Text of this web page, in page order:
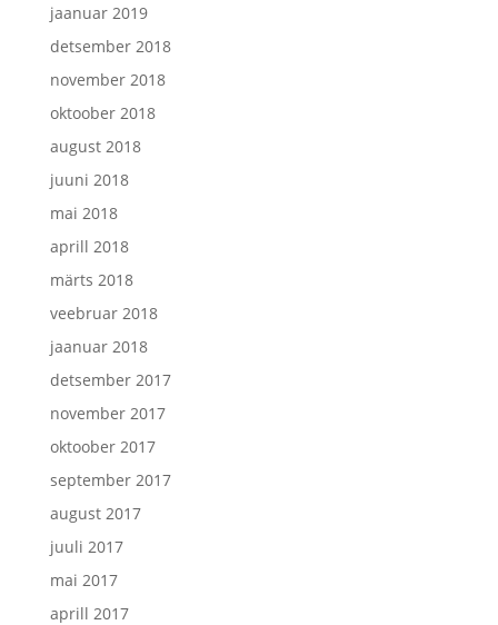
jaanuar 2019
detsember 2018
november 2018
oktoober 2018
august 2018
juuni 2018
mai 2018
aprill 2018
märts 2018
veebruar 2018
jaanuar 2018
detsember 2017
november 2017
oktoober 2017
september 2017
august 2017
juuli 2017
mai 2017
aprill 2017